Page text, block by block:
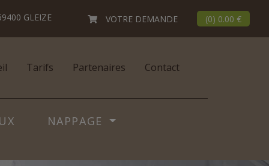
GLEIZE VOTRE DEMANDE (0) 0.00 €
Tarifs Partenaires Contact
NAPPAGE